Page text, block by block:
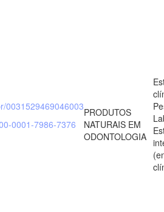
0031529469046003
0001-7986-7376
PRODUTOS
NATURAIS EM
ODONTOLOGIA